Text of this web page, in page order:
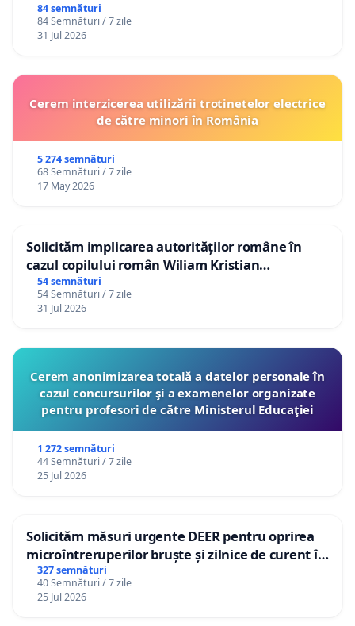
84 semnături
84 Semnături / 7 zile
31 Jul 2026
Cerem interzicerea utilizării trotinetelor electrice
de către minori în România
5 274 semnături
68 Semnături / 7 zile
17 May 2026
Solicităm implicarea autorităților române în
cazul copilului român Wiliam Kristian
Gheorghe, aflat în plasament în Danemarca de
12 ani
54 semnături
54 Semnături / 7 zile
31 Jul 2026
Cerem anonimizarea totală a datelor personale în
cazul concursurilor şi a examenelor organizate
pentru profesori de către Ministerul Educaţiei
1 272 semnături
44 Semnături / 7 zile
25 Jul 2026
Solicităm măsuri urgente DEER pentru oprirea
microîntreruperilor bruște și zilnice de curent în
Sâncraiu de Mureș și Nazna
327 semnături
40 Semnături / 7 zile
25 Jul 2026